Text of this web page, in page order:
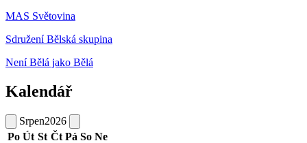
MAS Světovina
Sdružení Bělská skupina
Není Bělá jako Bělá
Kalendář
Srpen2026
Po Út St Čt Pá So Ne